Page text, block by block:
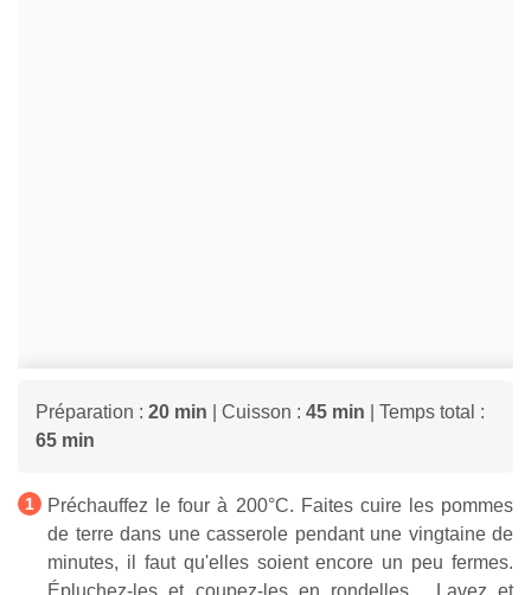
Préparation : 20 min | Cuisson : 45 min | Temps total :
65 min
Préchauffez le four à 200°C. Faites cuire les pommes
de terre dans une casserole pendant une vingtaine de
minutes, il faut qu'elles soient encore un peu fermes.
Épluchez-les et coupez-les en rondelles. Lavez et